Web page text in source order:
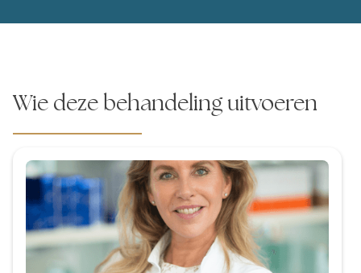
Wie deze behandeling uitvoeren